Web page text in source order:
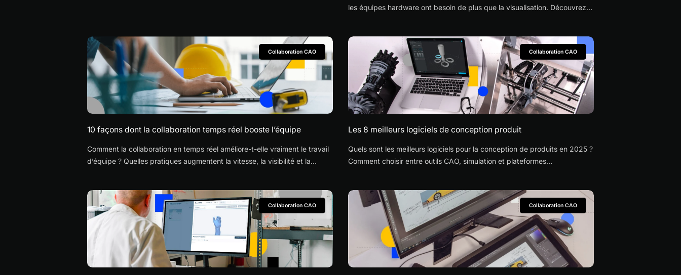
les équipes hardware ont besoin de plus que la visualisation. Découvrez
conception.
Collaboration CAO
10 façons dont la collaboration temps réel booste l’équipe
Comment la collaboration en temps réel améliore-t-elle vraiment le travail
d’équipe ? Quelles pratiques augmentent la vitesse, la visibilité et la
Collaboration CAO
Les 8 meilleurs logiciels de conception produit
Quels sont les meilleurs logiciels pour la conception de produits en 2025 ?
Comment choisir entre outils CAO, simulation et plateformes
Collaboration CAO Collaboration CAO